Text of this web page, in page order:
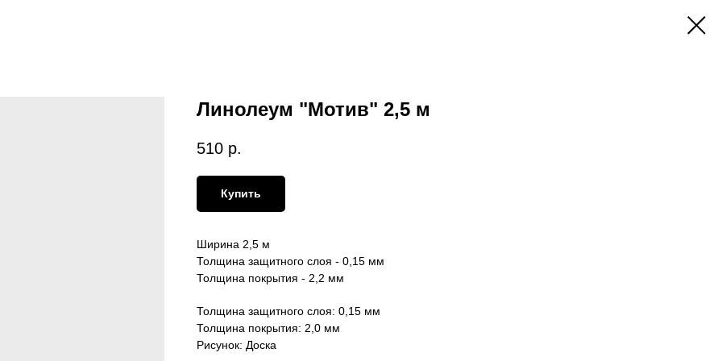
Линолеум "Мотив" 2,5 м
510 р.
Купить
Ширина 2,5 м
Толщина защитного слоя - 0,15 мм
Толщина покрытия - 2,2 мм
Толщина защитного слоя: 0,15 мм
Толщина покрытия: 2,0 мм
Рисунок: Доска